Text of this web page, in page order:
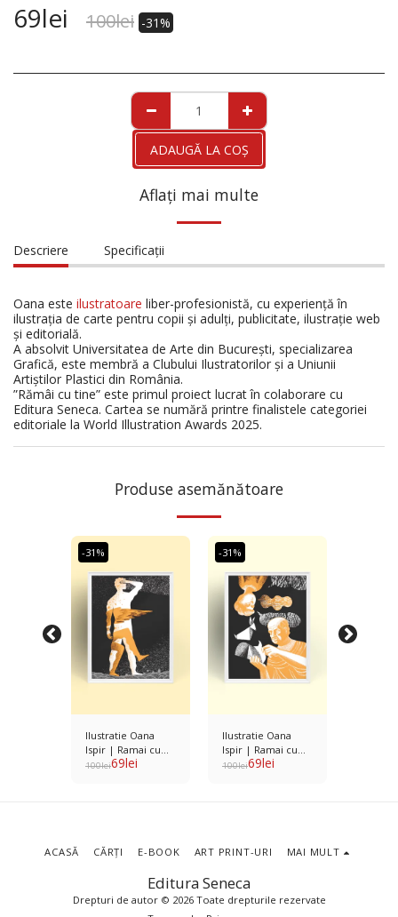
69lei 100lei -31%
ADAUGĂ LA COŞ
Aflați mai multe
Descriere Specificații
Oana este ilustratoare liber-profesionistă, cu experiență în
ilustrația de carte pentru copii și adulți, publicitate, ilustrație web
și editorială.
A absolvit Universitatea de Arte din București, specializarea
Grafică, este membră a Clubului Ilustratorilor și a Uniunii
Artiștilor Plastici din România.
”Rămâi cu tine” este primul proiect lucrat în colaborare cu
Editura Seneca. Cartea se numără printre finalistele categoriei
editoriale la World Illustration Awards 2025.
Produse asemănătoare
-31%
Ilustratie Oana
Ispir | Ramai cu
tine - Poem Tudor
100lei69lei
-31%
Ilustratie Oana
Ispir | Ramai cu
tine - Poem
100lei69lei
Editura Seneca
Drepturi de autor © 2026 Toate drepturile rezervate
ACASĂ CĂRȚI E-BOOK ART PRINT-URI MAI MULT